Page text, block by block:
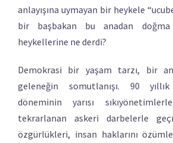
anlayışına uymayan bir heykele
bir başbakan bu anadan
heykellerine ne derdi?
Demokrasi bir yaşam tarzı, bir
geleneğin somutlanışı. 90
döneminin yarısı
tekrarlanan askeri darbelerle
özgürlükleri, insan haklarını